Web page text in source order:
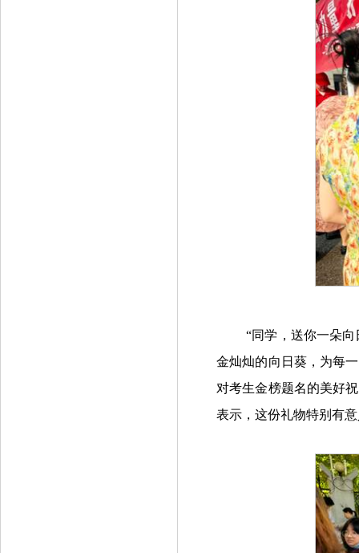
“同学，送你一朵
金灿灿的向日葵，为每
对考生金榜题名的美好
表示，这份礼物特别有